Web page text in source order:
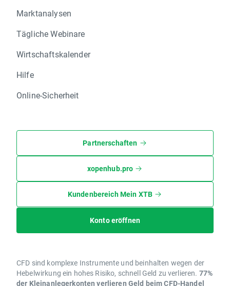
Marktanalysen
Tägliche Webinare
Wirtschaftskalender
Hilfe
Online-Sicherheit
Partnerschaften
xopenhub.pro
Kundenbereich Mein XTB
Konto eröffnen
CFD sind komplexe Instrumente und beinhalten wegen der
Hebelwirkung ein hohes Risiko, schnell Geld zu verlieren. 77%
der Kleinanlegerkonten verlieren Geld beim CFD-Handel